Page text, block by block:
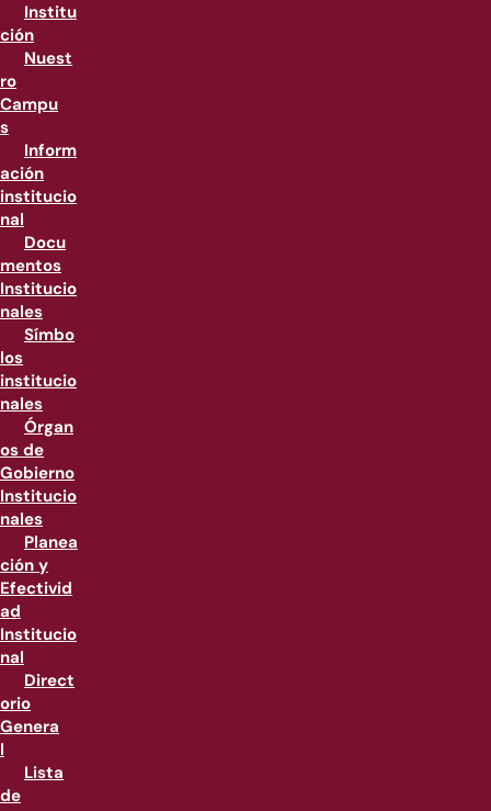
Institu
ción
Nuest
ro
Campu
s
Inform
ación
institucio
nal
Docu
mentos
Institucio
nales
Símbo
los
institucio
nales
Órgan
os de
Gobierno
Institucio
nales
Planea
ción y
Efectivid
ad
Institucio
nal
Direct
orio
Genera
l
Lista
de